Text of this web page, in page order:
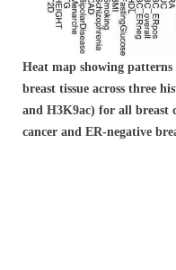
Heat map showing
breast tissue across three
and H3K9ac) for all breast
cancer and ER-negative